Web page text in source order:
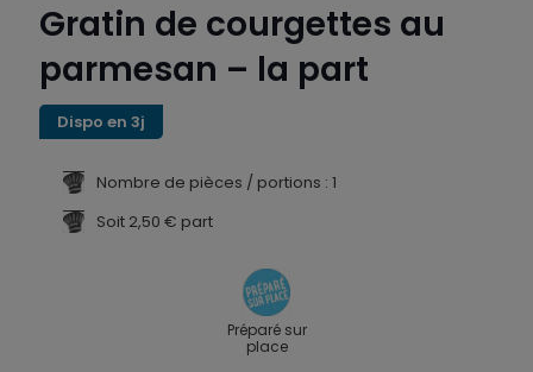
Gratin de courgettes au
parmesan – la part
Dispo en 3j
Nombre de pièces / portions : 1
Soit 2,50 € part
Préparé sur
place